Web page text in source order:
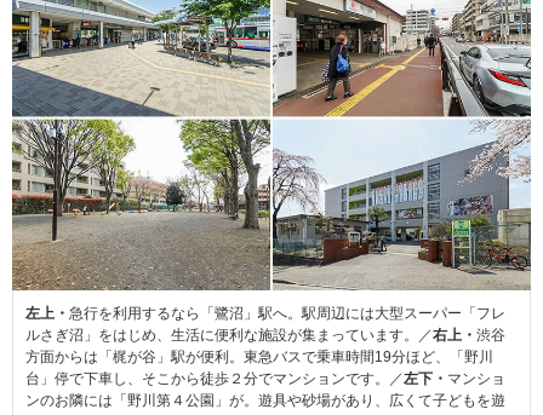
左上・ 急行を利用するなら「鷺沼」駅へ。駅周辺には大型スーパー「フレ
ルさぎ沼」をはじめ、生活に便利な施設が集まっています。／右上・ 渋谷
方面からは「梶が谷」駅が便利。東急バスで乗車時間19分ほど、「野川
台」停で下車し、そこから徒歩２分でマンションです。／左下・ マンショ
ンのお隣には「野川第４公園」が。遊具や砂場があり、広くて子どもを遊